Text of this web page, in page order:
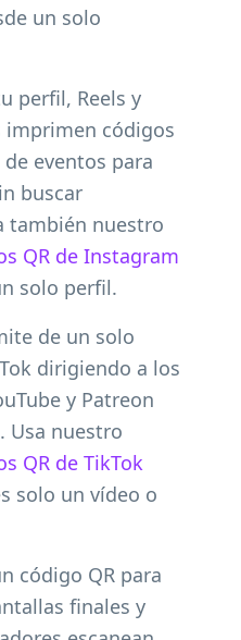
un solo
perfil, Reels y
imprimen códigos
eventos para
buscar
también nuestro
QR de Instagram
solo perfil.
de un solo
dirigiendo a los
y Patreon
Usa nuestro
QR de TikTok
solo un vídeo o
código QR para
finales y